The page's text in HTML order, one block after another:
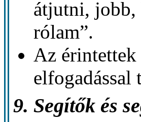
átjutni, jobb,
rólam”.
Az érintettek
elfogadással
9. Segítők és